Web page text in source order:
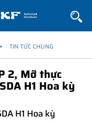
TIN TỨC CHUNG
2, Mỡ thực
H1 Hoa kỳ
H1 Hoa kỳ